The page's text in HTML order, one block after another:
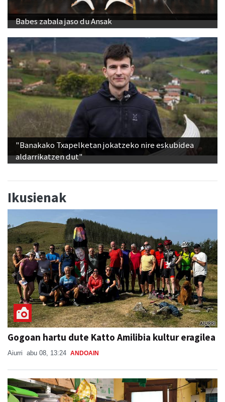
Babes zabala jaso du Ansak
"Banakako Txapelketan jokatzeko nire eskubidea
aldarrikatzen dut"
Ikusienak
Gogoan hartu dute Katto Amilibia kultur eragilea
Aiurri abu 08, 13:24 ANDOAIN